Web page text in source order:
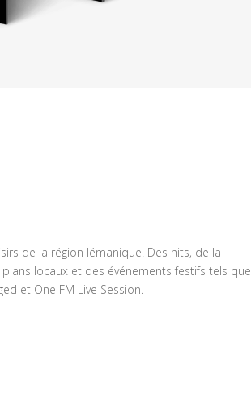
de la région lémanique. Des hits, de la
locaux et des événements festifs tels que
et One FM Live Session.